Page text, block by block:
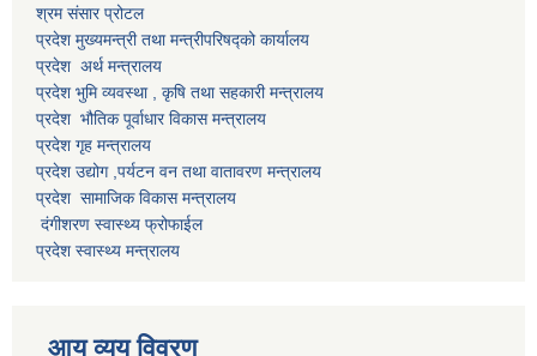
श्रम संसार प्रोटल
प्रदेश मुख्यमन्त्री तथा मन्त्रीपरिषद्को कार्यालय
प्रदेश अर्थ मन्त्रालय
प्रदेश भुमि व्यवस्था , कृषि तथा सहकारी मन्त्रालय
प्रदेश भौतिक पूर्वाधार विकास मन्त्रालय
प्रदेश गृह मन्त्रालय
प्रदेश उद्योग ,पर्यटन वन तथा वातावरण मन्त्रालय
प्रदेश सामाजिक विकास मन्त्रालय
दंगीशरण स्वास्थ्य फ्रोफाईल
प्रदेश स्वास्थ्य मन्त्रालय
आय व्यय विवरण